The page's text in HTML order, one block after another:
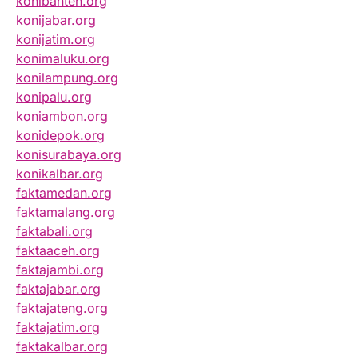
konijabar.org
konijatim.org
konimaluku.org
konilampung.org
konipalu.org
koniambon.org
konidepok.org
konisurabaya.org
konikalbar.org
faktamedan.org
faktamalang.org
faktabali.org
faktaaceh.org
faktajambi.org
faktajabar.org
faktajateng.org
faktajatim.org
faktakalbar.org